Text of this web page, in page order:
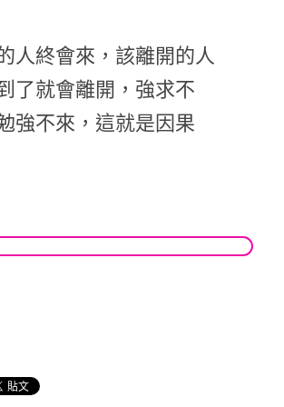
人終會來，該離開的人
了就會離開，強求不
強不來，這就是因果